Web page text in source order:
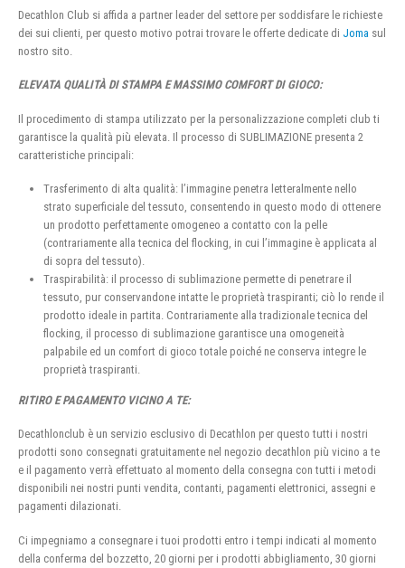
Decathlon Club si affida a partner leader del settore per soddisfare le richieste
dei sui clienti, per questo motivo potrai trovare le offerte dedicate di Joma sul
nostro sito.
ELEVATA QUALITÀ DI STAMPA E MASSIMO COMFORT DI GIOCO:
Il procedimento di stampa utilizzato per la personalizzazione completi club ti
garantisce la qualità più elevata. Il processo di SUBLIMAZIONE presenta 2
caratteristiche principali:
Trasferimento di alta qualità: l’immagine penetra letteralmente nello
strato superficiale del tessuto, consentendo in questo modo di ottenere
un prodotto perfettamente omogeneo a contatto con la pelle
(contrariamente alla tecnica del flocking, in cui l’immagine è applicata al
di sopra del tessuto).
Traspirabilità: il processo di sublimazione permette di penetrare il
tessuto, pur conservandone intatte le proprietà traspiranti; ciò lo rende il
prodotto ideale in partita. Contrariamente alla tradizionale tecnica del
flocking, il processo di sublimazione garantisce una omogeneità
palpabile ed un comfort di gioco totale poiché ne conserva integre le
proprietà traspiranti.
RITIRO E PAGAMENTO VICINO A TE:
Decathlonclub è un servizio esclusivo di Decathlon per questo tutti i nostri
prodotti sono consegnati gratuitamente nel negozio decathlon più vicino a te
e il pagamento verrà effettuato al momento della consegna con tutti i metodi
disponibili nei nostri punti vendita, contanti, pagamenti elettronici, assegni e
pagamenti dilazionati.
Ci impegniamo a consegnare i tuoi prodotti entro i tempi indicati al momento
della conferma del bozzetto, 20 giorni per i prodotti abbigliamento, 30 giorni